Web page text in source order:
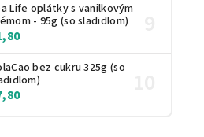
Life oplátky s vanilkovým
- 95g (so sladidlom)
bez cukru 325g (so